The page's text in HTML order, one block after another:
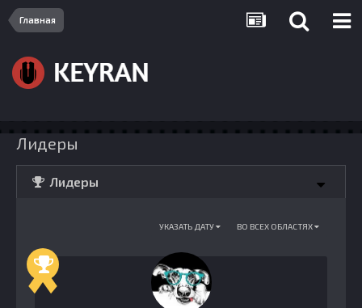
Главная
Лидеры
Лидеры
ВО ВСЕХ ОБЛАСТЯХ
УКАЗАТЬ ДАТУ